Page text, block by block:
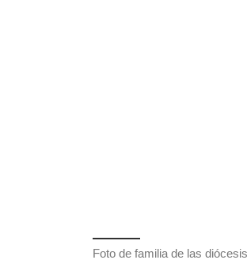
Foto de familia de las